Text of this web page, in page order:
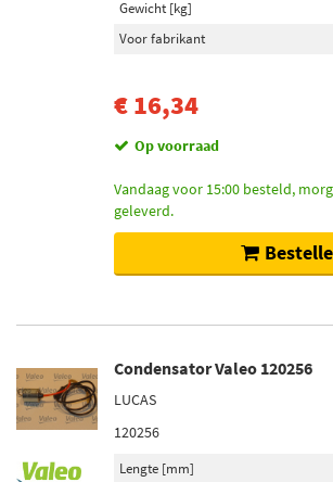
Gewicht [kg]
Voor fabrikant
€ 16,34
Op voorraad
Vandaag voor 15:00 besteld,
geleverd.
Condensator Valeo 120256
LUCAS
120256
Lengte [mm]